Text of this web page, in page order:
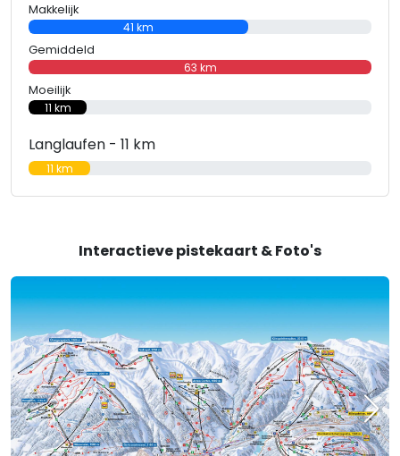
Makkelijk
41 km
Gemiddeld
63 km
Moeilijk
11 km
Langlaufen - 11 km
11 km
Interactieve pistekaart & Foto's